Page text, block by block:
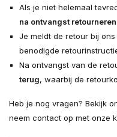
Als je niet helemaal
na ontvangst retourneren
Je meldt de retour bij
benodigde
Na ontvangst van de
terug, waarbij de
Heb je nog vragen? Bekijk
neem contact op met onze